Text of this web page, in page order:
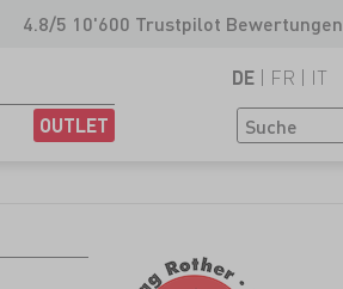
4.8/5 10'600 Trustpilot Bewertungen
OUTLET
DE | FR | IT